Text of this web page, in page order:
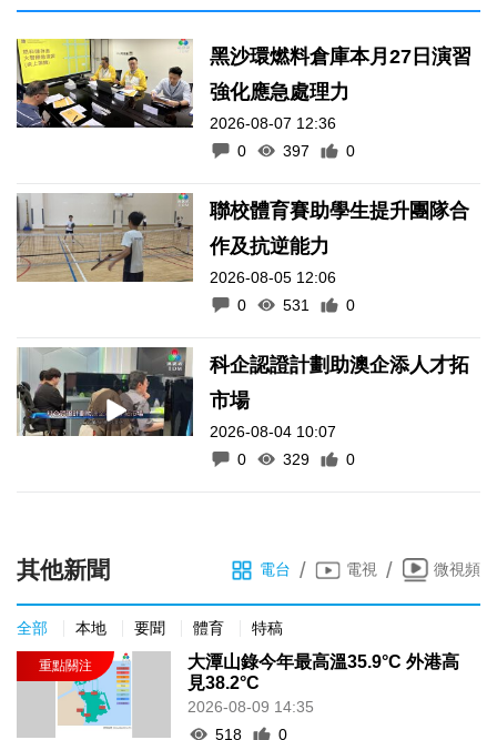
黑沙環燃料倉庫本月27日演習
強化應急處理力
2026-08-07 12:36
0
397 0
聯校體育賽助學生提升團隊合
作及抗逆能力
2026-08-05 12:06
0
531 0
科企認證計劃助澳企添人才拓
市場
2026-08-04 10:07
0
329 0
其他新聞 電台 / 電視 / 微視頻
全部 本地 要聞 體育 特稿
大潭山錄今年最高溫35.9°C 外港高
見38.2°C
2026-08-09 14:35
518
0